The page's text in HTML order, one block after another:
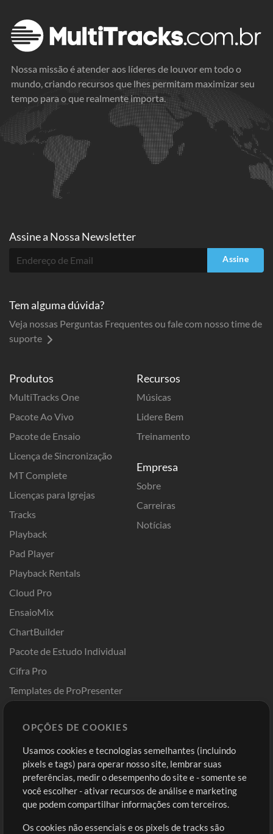
Nossa missão é atender aos líderes de louvor em todo o
mundo, criando recursos que lhes permitam maximizar seu
tempo para o que realmente importa.
Produtos
MultiTracks One
Pacote Ao Vivo
Pacote de Ensaio
Licença de Sincronização
MT Complete
Licenças para Igrejas
Tracks
Playback
Pad Player
Playback Rentals
Cloud Pro
EnsaioMix
ChartBuilder
Pacote de Estudo Individual
Cifra Pro
Templates de ProPresenter
Recursos
Músicas
Lidere Bem
Treinamento
Empresa
Sobre
Carreiras
Notícias
Comprar Créditos
Conteúdo Grátis
Solicite uma Música
Extras
Entre
Cadastre-se
Ir ao carrinho
Assine a Nossa Newsletter
Assine
Tem alguma dúvida?
Veja nossas Perguntas Frequentes ou fale com nosso time de
suporte
OPÇÕES DE COOKIES
Usamos cookies e tecnologias semelhantes (incluindo
pixels e tags) para operar nosso site, lembrar suas
preferências, medir o desempenho do site e - somente se
você escolher - ativar recursos de análise e marketing
que podem compartilhar informações com terceiros.
Os cookies não essenciais e os pixels de tracks são